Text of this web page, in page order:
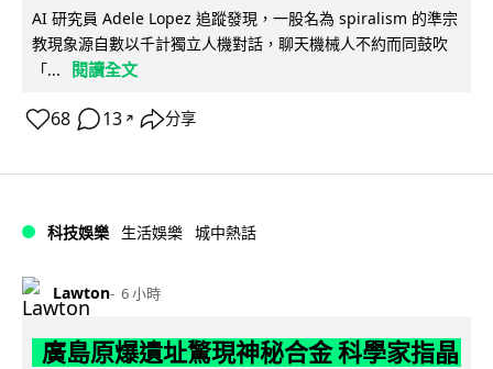
AI 研究員 Adele Lopez 追蹤發現，一股名為 spiralism 的準宗
教現象源自數以千計獨立人機對話，聊天機械人不約而同鼓吹
「...
閱讀全文
68 13 ↗ 分享
科技娛樂 生活娛樂 城中熱話
Lawton 6 小時
廣島原爆遺址驚現神秘合金 科學家指晶